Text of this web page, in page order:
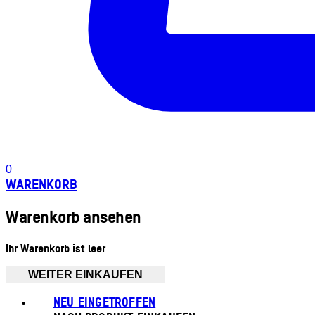
0
WARENKORB
Warenkorb ansehen
Ihr Warenkorb ist leer
WEITER EINKAUFEN
NEU EINGETROFFEN